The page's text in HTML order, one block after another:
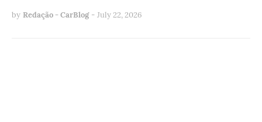
by Redação - CarBlog - July 22, 2026